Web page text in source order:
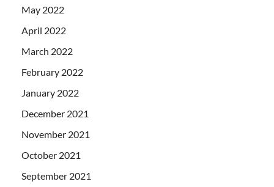
May 2022
April 2022
March 2022
February 2022
January 2022
December 2021
November 2021
October 2021
September 2021